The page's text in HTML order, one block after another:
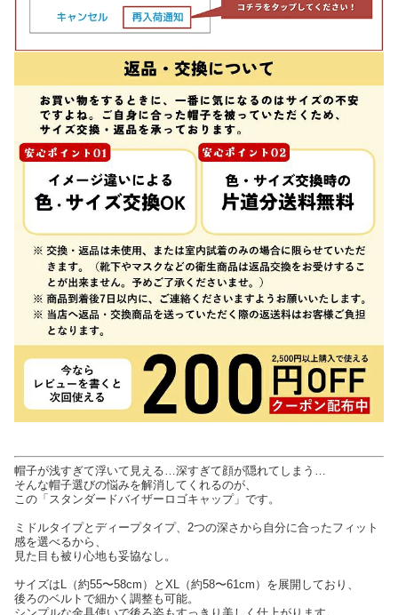
帽子が浅すぎて浮いて見える…深すぎて顔が隠れてしまう…
そんな帽子選びの悩みを解消してくれるのが、
この「スタンダードバイザーロゴキャップ」です。
ミドルタイプとディープタイプ、2つの深さから自分に合ったフィット
感を選べるから、
見た目も被り心地も妥協なし。
サイズはL（約55〜58cm）とXL（約58〜61cm）を展開しており、
後ろのベルトで細かく調整も可能。